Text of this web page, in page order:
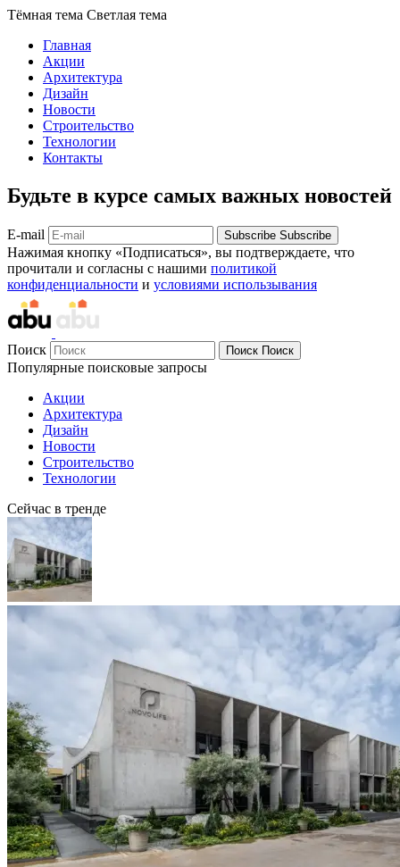
Тёмная тема Светлая тема
Главная
Акции
Архитектура
Дизайн
Новости
Строительство
Технологии
Контакты
Будьте в курсе самых важных новостей
E-mail Subscribe Subscribe
Нажимая кнопку «Подписаться», вы подтверждаете, что
прочитали и согласны с нашими политикой
конфиденциальности и условиями использывания
Поиск Поиск Поиск
Популярные поисковые запросы
Акции
Архитектура
Дизайн
Новости
Строительство
Технологии
Сейчас в тренде